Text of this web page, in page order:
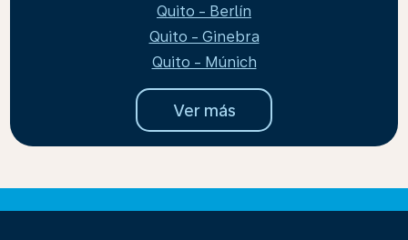
Quito - Berlín
Quito - Ginebra
Quito - Múnich
Ver más